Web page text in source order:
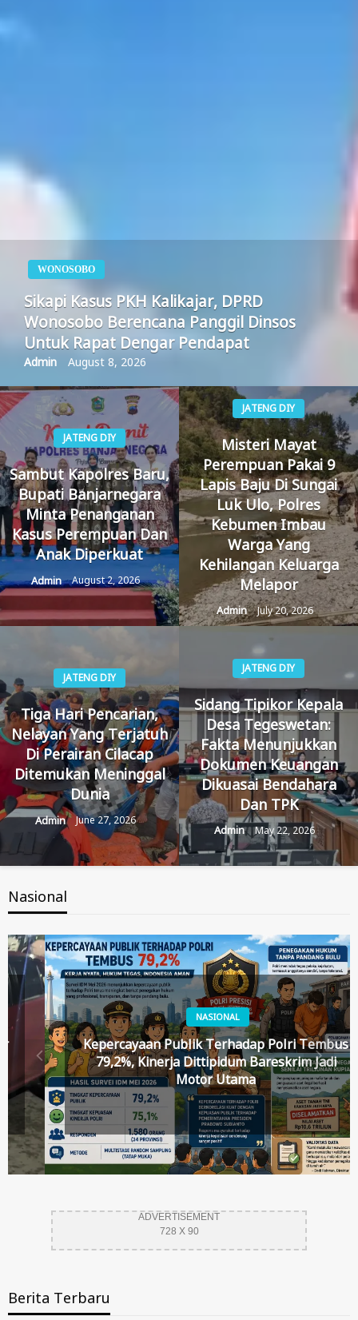
WONOSOBO
Sikapi Kasus PKH Kalikajar, DPRD
Wonosobo Berencana Panggil Dinsos
Untuk Rapat Dengar Pendapat
Admin August 8, 2026
JATENG DIY
Sambut Kapolres Baru,
Bupati Banjarnegara
Minta Penanganan
Kasus Perempuan Dan
Anak Diperkuat
Admin August 2, 2026
JATENG DIY
Misteri Mayat
Perempuan Pakai 9
Lapis Baju Di Sungai
Luk Ulo, Polres
Kebumen Imbau
Warga Yang
Kehilangan Keluarga
Melapor
Admin July 20, 2026
JATENG DIY
Tiga Hari Pencarian,
Nelayan Yang Terjatuh
Di Perairan Cilacap
Ditemukan Meninggal
Dunia
Admin June 27, 2026
JATENG DIY
Sidang Tipikor Kepala
Desa Tegeswetan:
Fakta Menunjukkan
Dokumen Keuangan
Dikuasai Bendahara
Dan TPK
Admin May 22, 2026
Nasional
NASIONAL
Kepercayaan Publik Terhadap Polri Tembus
79,2%, Kinerja Dittipidum Bareskrim Jadi
Motor Utama
ADVERTISEMENT
728 X 90
Berita Terbaru